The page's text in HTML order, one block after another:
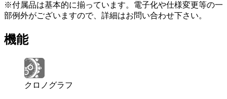
※付属品は基本的に揃っています。電子化や仕様変更等の一
部例外がございますので、詳細はお問い合わせ下さい。
機能
クロノグラフ